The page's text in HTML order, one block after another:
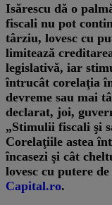
Isărescu dă o
fiscali nu pot
târziu, lovesc cu
limitează
legislativă, iar
întrucât corelaţia
devreme sau mai
declarat, joi,
„Stimulii fiscali şi
Corelaţiile astea
încasezi şi cât
lovesc cu putere
Capital.ro.